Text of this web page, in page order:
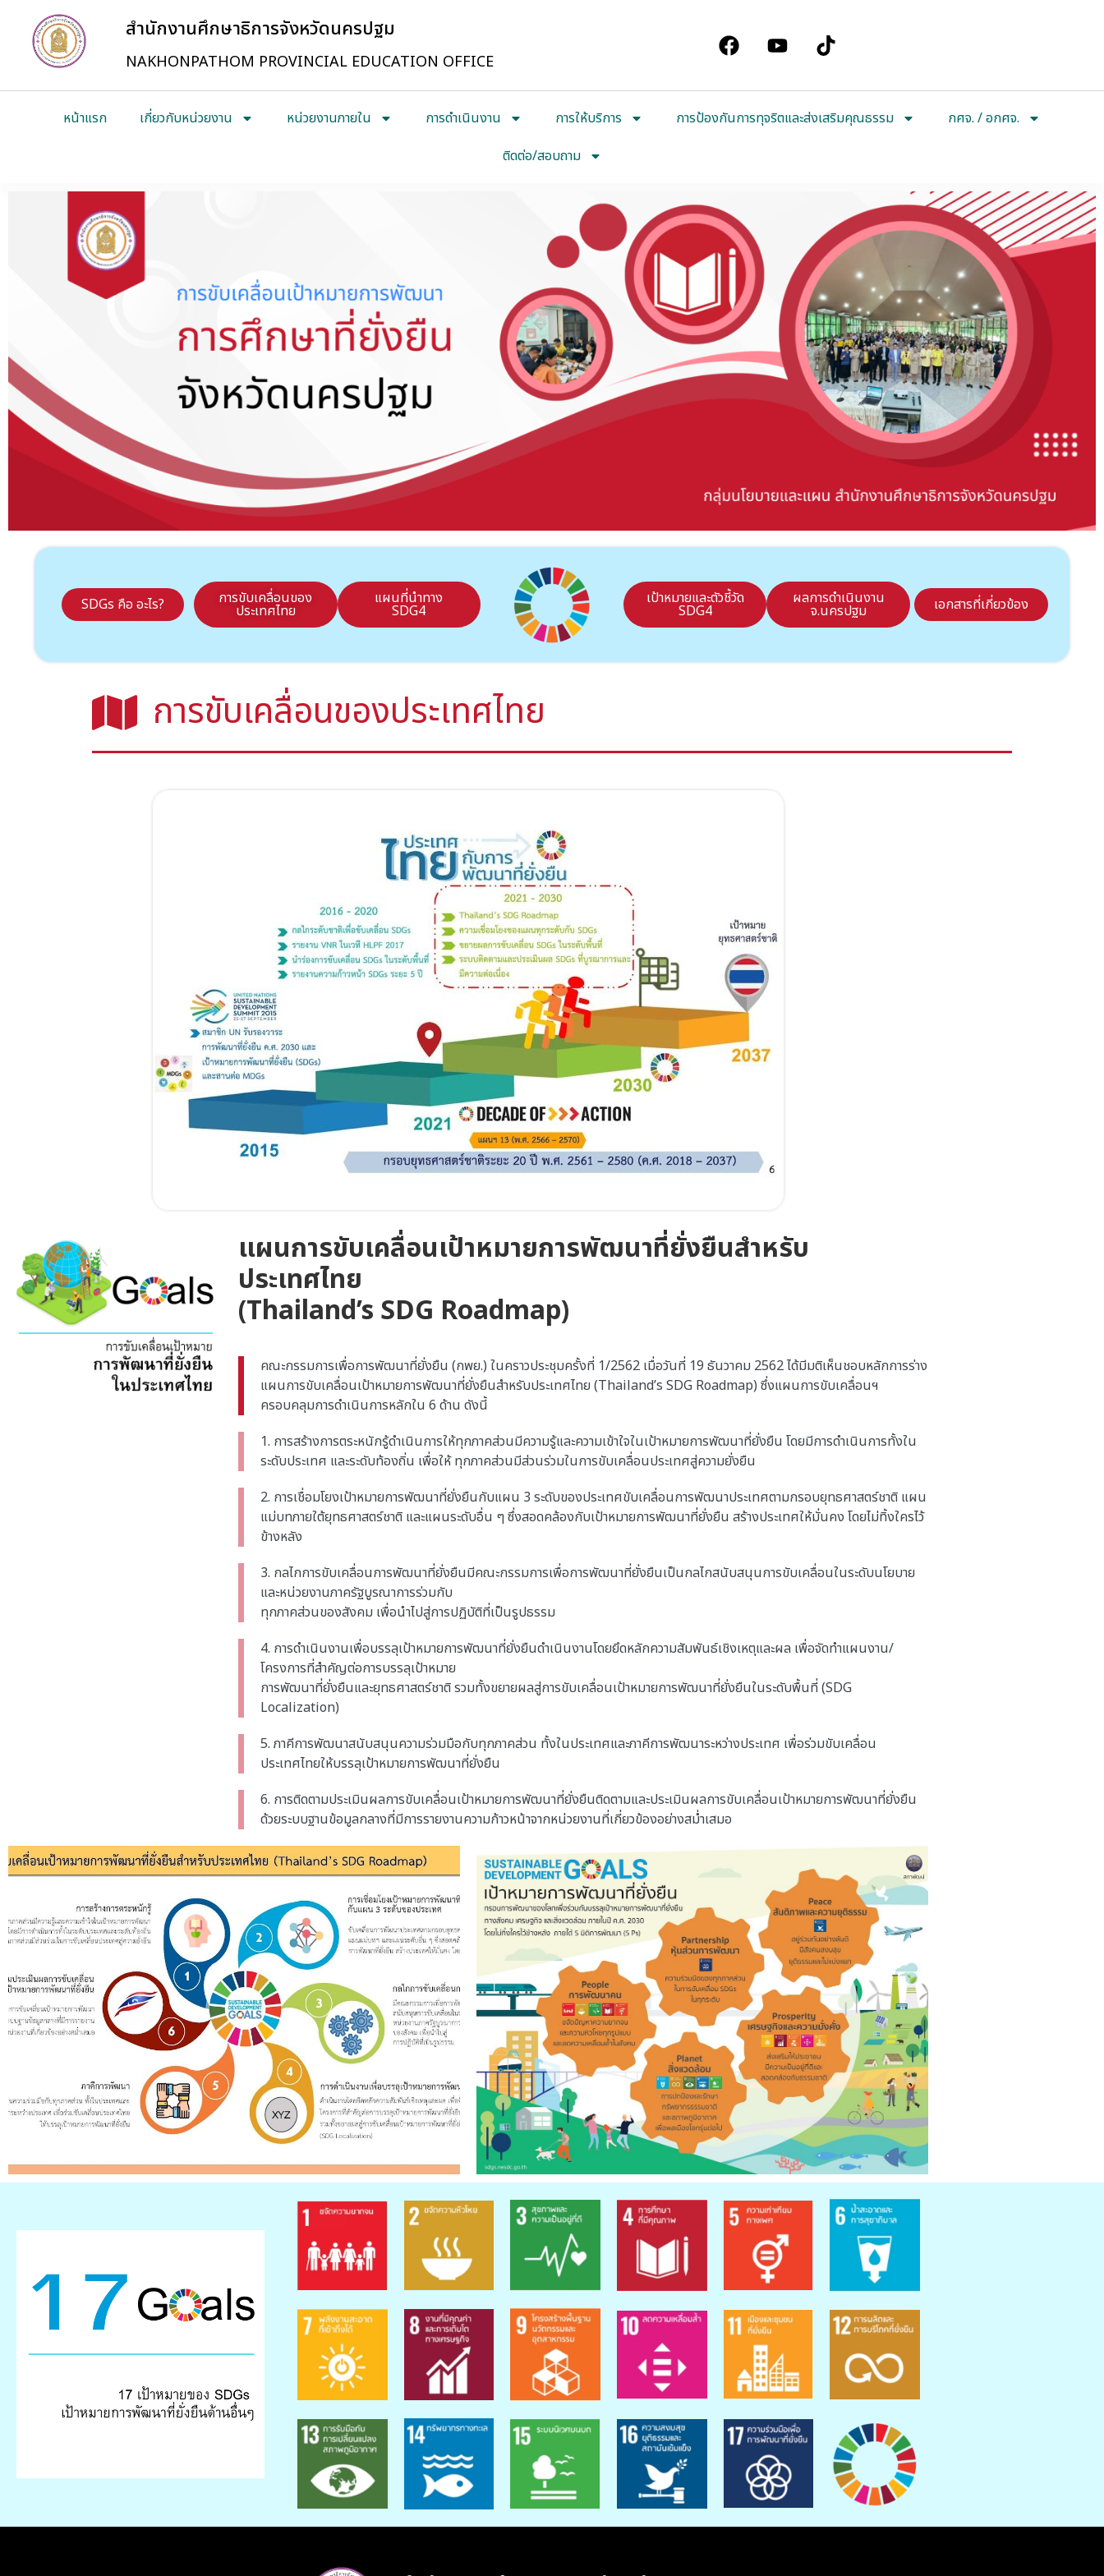
สำนักงานศึกษาธิการจังหวัดนครปฐม
NAKHONPATHOM PROVINCIAL EDUCATION OFFICE
หน้าแรก เกี่ยวกับหน่วยงาน หน่วยงานภายใน การดำเนินงาน การให้บริการ การป้องกันการทุจริตและส่งเสริมคุณธรรม
กศจ. / อกศจ.
ติดต่อ/สอบถาม
SDGs คือ อะไร? การขับเคลื่อนของ
ประเทศไทย
แผนที่นำทาง
SDG4
เป้าหมายและตัวชี้วัด
SDG4
ผลการดำเนินงาน
จ.นครปฐม เอกสารที่เกี่ยวข้อง
การขับเคลื่อนของประเทศไทย
แผนการขับเคลื่อนเป้าหมายการพัฒนาที่ยั่งยืนสำหรับ
ประเทศไทย
(Thailand’s SDG Roadmap)
คณะกรรมการเพื่อการพัฒนาที่ยั่งยืน (กพย.) ในคราวประชุมครั้งที่ 1/2562 เมื่อวันที่ 19 ธันวาคม 2562 ได้มีมติเห็นชอบหลักการร่าง
แผนการขับเคลื่อนเป้าหมายการพัฒนาที่ยั่งยืนสำหรับประเทศไทย (Thailand’s SDG Roadmap) ซึ่งแผนการขับเคลื่อนฯ
ครอบคลุมการดำเนินการหลักใน 6 ด้าน ดังนี้
1. การสร้างการตระหนักรู้ดำเนินการให้ทุกภาคส่วนมีความรู้และความเข้าใจในเป้าหมายการพัฒนาที่ยั่งยืน โดยมีการดำเนินการทั้งใน
ระดับประเทศ และระดับท้องถิ่น เพื่อให้ ทุกภาคส่วนมีส่วนร่วมในการขับเคลื่อนประเทศสู่ความยั่งยืน
2. การเชื่อมโยงเป้าหมายการพัฒนาที่ยั่งยืนกับแผน 3 ระดับของประเทศขับเคลื่อนการพัฒนาประเทศตามกรอบยุทธศาสตร์ชาติ แผน
แม่บทภายใต้ยุทธศาสตร์ชาติ และแผนระดับอื่น ๆ ซึ่งสอดคล้องกับเป้าหมายการพัฒนาที่ยั่งยืน สร้างประเทศให้มั่นคง โดยไม่ทิ้งใครไว้
ข้างหลัง
3. กลไกการขับเคลื่อนการพัฒนาที่ยั่งยืนมีคณะกรรมการเพื่อการพัฒนาที่ยั่งยืนเป็นกลไกสนับสนุนการขับเคลื่อนในระดับนโยบาย
และหน่วยงานภาครัฐบูรณาการร่วมกับ
ทุกภาคส่วนของสังคม เพื่อนำไปสู่การปฏิบัติที่เป็นรูปธรรม
4. การดำเนินงานเพื่อบรรลุเป้าหมายการพัฒนาที่ยั่งยืนดำเนินงานโดยยึดหลักความสัมพันธ์เชิงเหตุและผล เพื่อจัดทำแผนงาน/
โครงการที่สำคัญต่อการบรรลุเป้าหมาย
การพัฒนาที่ยั่งยืนและยุทธศาสตร์ชาติ รวมทั้งขยายผลสู่การขับเคลื่อนเป้าหมายการพัฒนาที่ยั่งยืนในระดับพื้นที่ (SDG
Localization)
5. ภาคีการพัฒนาสนับสนุนความร่วมมือกับทุกภาคส่วน ทั้งในประเทศและภาคีการพัฒนาระหว่างประเทศ เพื่อร่วมขับเคลื่อน
ประเทศไทยให้บรรลุเป้าหมายการพัฒนาที่ยั่งยืน
6. การติดตามประเมินผลการขับเคลื่อนเป้าหมายการพัฒนาที่ยั่งยืนติดตามและประเมินผลการขับเคลื่อนเป้าหมายการพัฒนาที่ยั่งยืน
ด้วยระบบฐานข้อมูลกลางที่มีการรายงานความก้าวหน้าจากหน่วยงานที่เกี่ยวข้องอย่างสม่ำเสมอ
แผนขับเคลื่อนเป้าหมายการพัฒนาที่ยั่งยืนสำหรับ
ประเทศไทย (Thailand's SDG Roadmap)
เป้าหมายการพัฒนาที่
ยั่งยืน